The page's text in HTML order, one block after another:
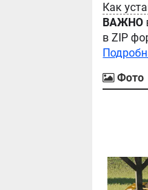
ВАЖНО
в ZIP
Фото